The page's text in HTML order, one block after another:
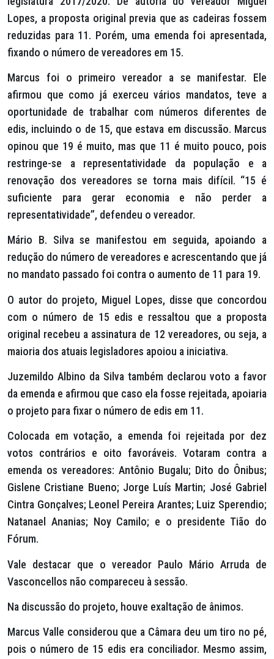
Lopes, a proposta original previa que as cadeiras fossem
reduzidas para 11. Porém, uma emenda foi apresentada,
fixando o número de vereadores em 15.
Marcus foi o primeiro vereador a se manifestar. Ele
afirmou que como já exerceu vários mandatos, teve a
oportunidade de trabalhar com números diferentes de
edis, incluindo o de 15, que estava em discussão. Marcus
opinou que 19 é muito, mas que 11 é muito pouco, pois
restringe-se a representatividade da população e a
renovação dos vereadores se torna mais difícil. “15 é
suficiente para gerar economia e não perder a
representatividade”, defendeu o vereador.
Mário B. Silva se manifestou em seguida, apoiando a
redução do número de vereadores e acrescentando que já
no mandato passado foi contra o aumento de 11 para 19.
O autor do projeto, Miguel Lopes, disse que concordou
com o número de 15 edis e ressaltou que a proposta
original recebeu a assinatura de 12 vereadores, ou seja, a
maioria dos atuais legisladores apoiou a iniciativa.
Juzemildo Albino da Silva também declarou voto a favor
da emenda e afirmou que caso ela fosse rejeitada, apoiaria
o projeto para fixar o número de edis em 11.
Colocada em votação, a emenda foi rejeitada por dez
votos contrários e oito favoráveis. Votaram contra a
emenda os vereadores: Antônio Bugalu; Dito do Ônibus;
Gislene Cristiane Bueno; Jorge Luís Martin; José Gabriel
Cintra Gonçalves; Leonel Pereira Arantes; Luiz Sperendio;
Natanael Ananias; Noy Camilo; e o presidente Tião do
Fórum.
Vale destacar que o vereador Paulo Mário Arruda de
Vasconcellos não compareceu à sessão.
Na discussão do projeto, houve exaltação de ânimos.
Marcus Valle considerou que a Câmara deu um tiro no pé,
pois o número de 15 edis era conciliador. Mesmo assim,